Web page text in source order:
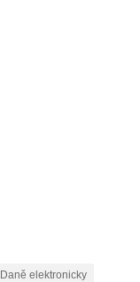
Daně elektronicky